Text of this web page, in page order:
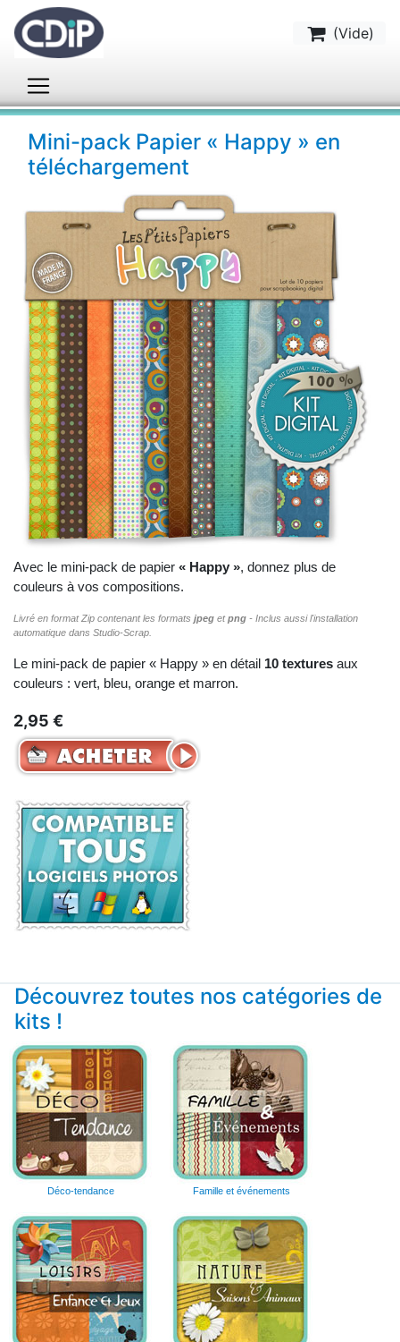
(Vide)
Mini-pack Papier « Happy » en
téléchargement
Avec le mini-pack de papier « Happy », donnez plus de
couleurs à vos compositions.
Livré en format Zip contenant les formats jpeg etpng - Inclus aussi l'installation
automatique dans Studio‑Scrap.
Le mini-pack de papier « Happy » en détail 10 textures aux
couleurs : vert, bleu, orange et marron.
2,95 €
Découvrez toutes nos catégories de
kits !
Déco-tendance Famille et événements